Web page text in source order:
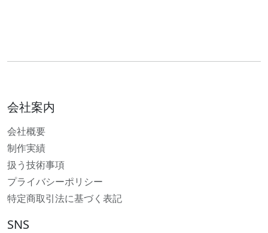
会社案内
会社概要
制作実績
扱う技術事項
プライバシーポリシー
特定商取引法に基づく表記
SNS